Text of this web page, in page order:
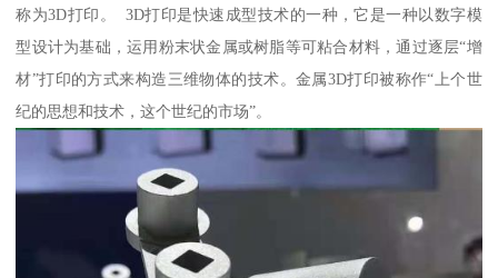
称为3D打印。 3D打印是快速成型技术的一种，它是一种以数字模
型设计为基础，运用粉末状金属或树脂等可粘合材料，通过逐层“增
材”打印的方式来构造三维物体的技术。金属3D打印被称作“上个世
纪的思想和技术，这个世纪的市场”。